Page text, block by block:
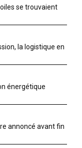
se trouvaient
la logistique en
énergétique
annoncé avant fin